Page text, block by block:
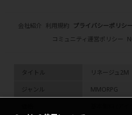
会社紹介 利用規約 プライバシーポリシー
コミュニティ運営ポリシー
タイトル
リネージュ2M
ジャンル
MMORPG